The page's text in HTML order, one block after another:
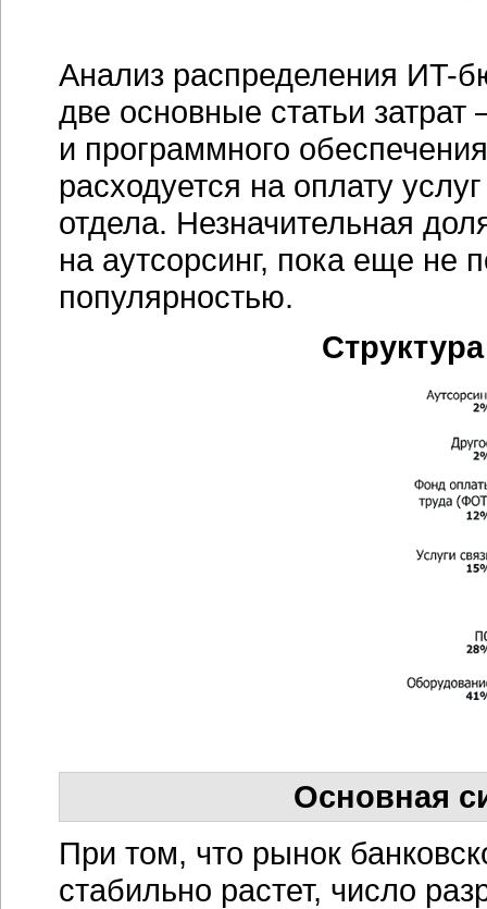
Анализ распределения ИT-
две основные статьи
и программного
расходуется на оплату
отдела. Незначительная
на аутсорсинг, пока еще не
популярностью.
Основная
При том, что рынок
стабильно растет, число